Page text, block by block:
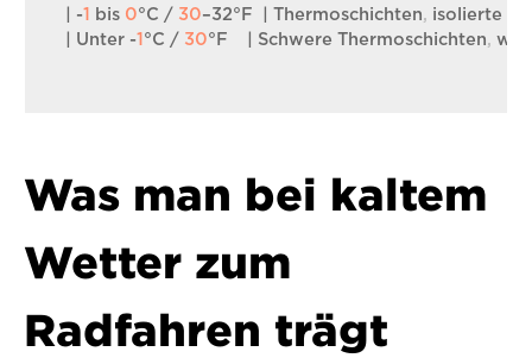
| -1 bis 0°C / 30–32°F Thermoschichten, isolierte
Unter -1 °C / 30°F Schwere Thermoschichten,
Was man bei kaltem
Wetter zum
Radfahren trägt